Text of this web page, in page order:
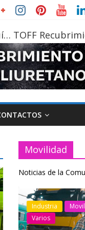
TOFF
Movilidad
Noticias de la
Industria
Varios